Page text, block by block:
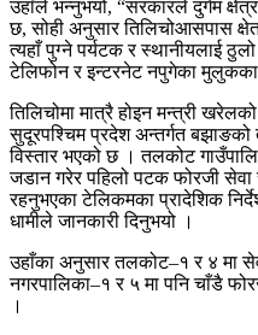
उहाँले भन्नुभयो, “सरकारले दुर्गम
छ, सोही अनुसार तिलिचोआसपास
त्यहाँ पुग्ने पर्यटक र स्थानीयलाई
टेलिफोन र इन्टरनेट नपुगेका मुलुकका
तिलिचोमा मात्रै होइन मन्त्री
सुदूरपश्चिम प्रदेश अन्तर्गत
विस्तार भएको छ । तलकोट
जडान गरेर पहिलो पटक फोरजी
रहनुभएका टेलिकमका प्रादेशिक
धामीले जानकारी दिनुभयो ।
उहाँका अनुसार तलकोट–१ र ४ मा
नगरपालिका–१ र ५ मा पनि चाँडै
।